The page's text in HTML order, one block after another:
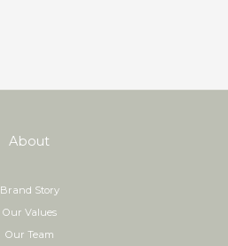
About
Brand Story
Our Values
Our Team